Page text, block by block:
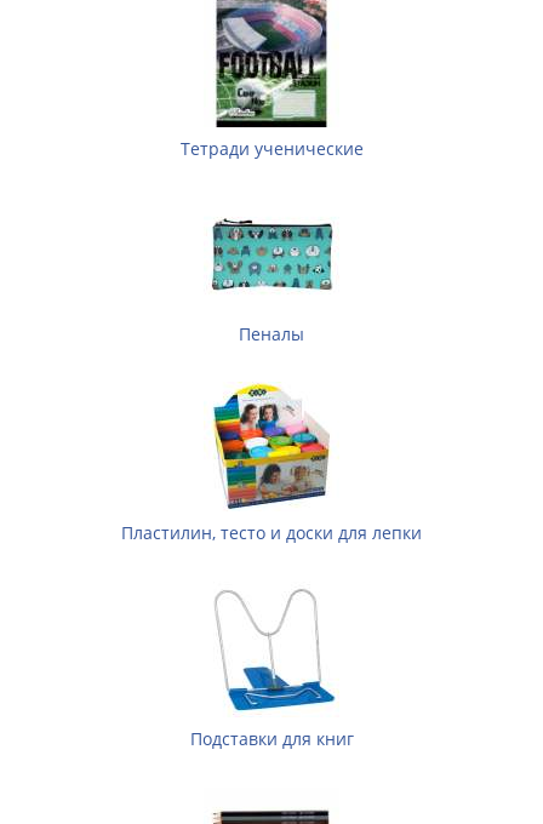
Тетради ученические
Пеналы
Пластилин, тесто и доски для лепки
Подставки для книг